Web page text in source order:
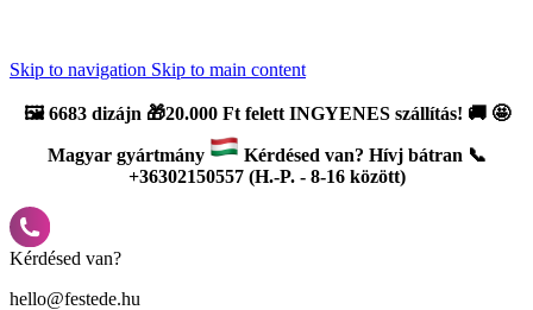
Skip to navigation Skip to main content
🖼️6683 dizájn 🎁20.000 Ft felett INGYENES szállítás! 🚚 🤩
Magyar gyártmány
Kérdésed van? Hívj bátran 📞
+36302150557 (H.-P. - 8-16 között)
Kérdésed van?
hello@festede.hu